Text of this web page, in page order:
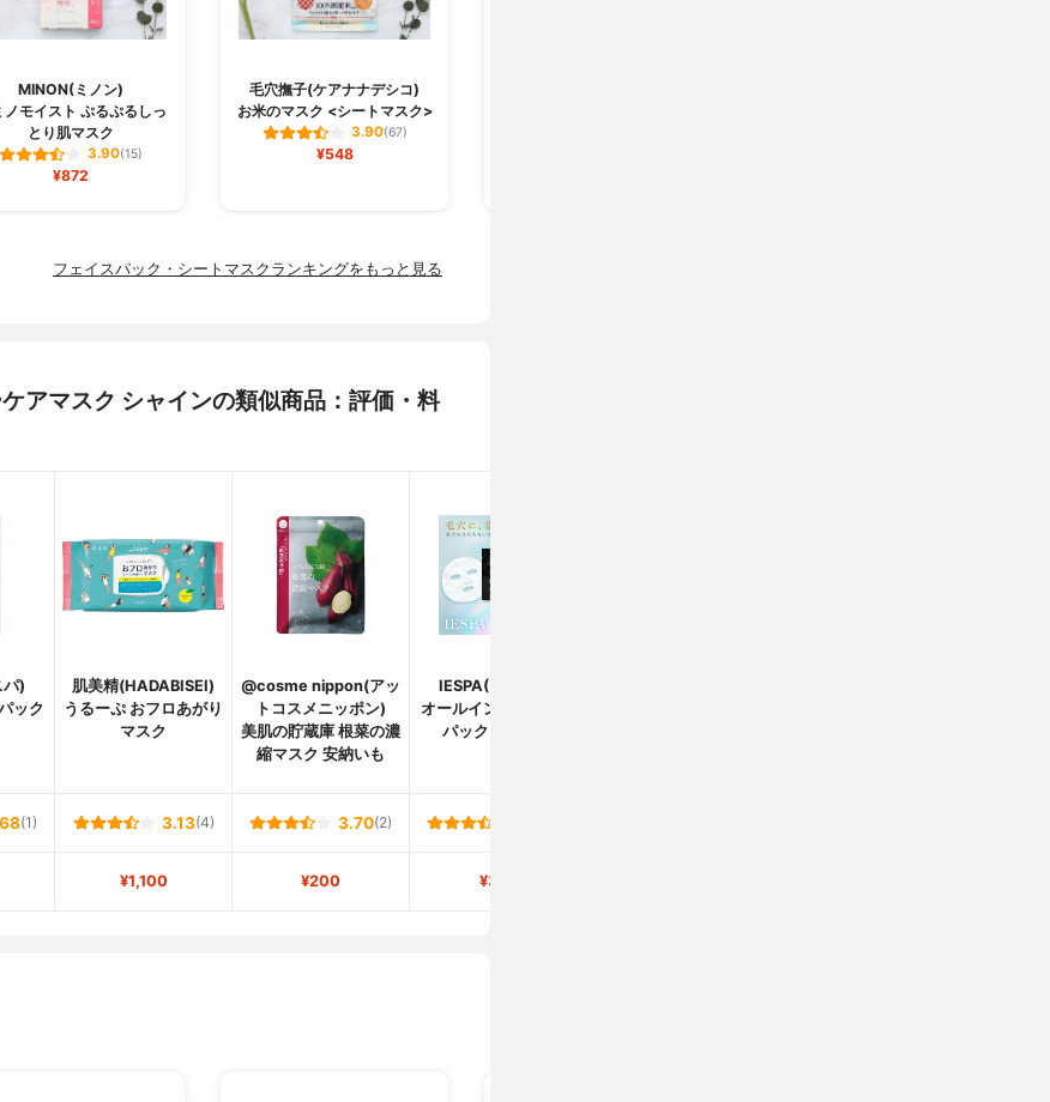
MINON(ミノン)
ノモイスト ぷるぷるしっ
とり肌マスク
3.90(15)
¥872
毛穴撫子(ケアナナデシコ)
お米のマスク <シートマスク>
3.90(67)
¥548
フェイスパック・シートマスクランキングをもっと見る
アマスク シャインの類似商品：評価・料
パ)
ック
肌美精(HADABISEI)
うるーぷ おフロあがり
マスク
@cosme nippon(アッ
トコスメニッポン)
美肌の貯蔵庫 根菜の濃
縮マスク 安納いも
IESPA(イエスパ)
オールインワンバブル
パック ホワイト
(1) 3.13(4) 3.70(2)
¥1,100 ¥200 ¥347